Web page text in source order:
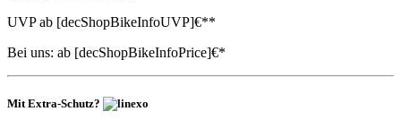
UVP ab [decShopBikeInfoUVP]€**
Bei uns: ab [decShopBikeInfoPrice]€*
Mit Extra-Schutz?